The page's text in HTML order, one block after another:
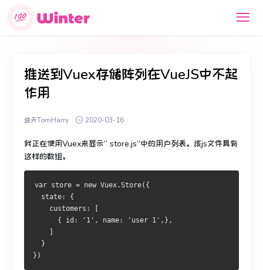
推送到Vuex存储阵列在VueJS中不起
作用
逆天TomHarry 2020-03-16
我正在使用Vuex来显示“ store.js”中的用户列表。 该js文件具有
这样的数组。
var store = new Vuex.Store({
  state: {
    customers: [
      { id: '1', name: 'user 1',},
  }
})